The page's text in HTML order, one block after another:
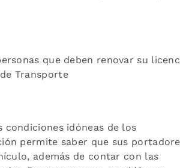
que deben renovar su
Transporte
idóneas de los
permite saber que sus
además de contar con las